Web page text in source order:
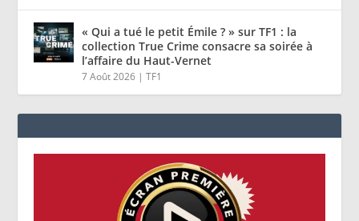
« Qui a tué le petit Émile ? » sur TF1 : la
collection True Crime consacre sa soirée à
l’affaire du Haut-Vernet
7 Août 2026 |TF1